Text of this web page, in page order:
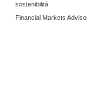
sostenibilità
Financial Markets